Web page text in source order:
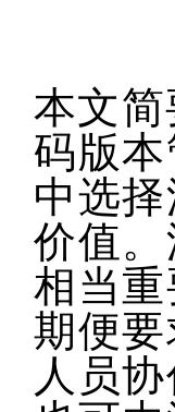
本文简
码版
中选
价值
相当
期便
人员